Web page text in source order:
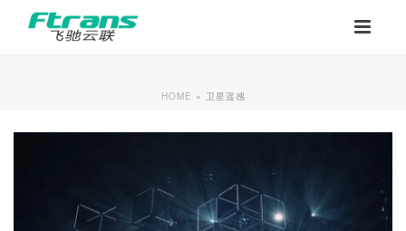
HOME » 卫星遥感